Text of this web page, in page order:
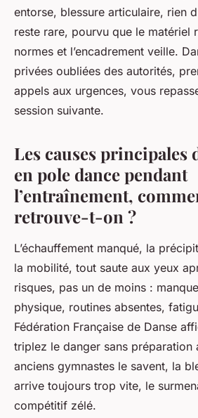
entorse, blessure articulaire, rien
reste rare, pourvu que le matériel
normes et l’encadrement veille.
privées oubliées des autorités,
appels aux urgences, vous
session suivante.
Les causes principales
en pole dance pendant
l’entraînement,
retrouve-t-on ?
L’échauffement manqué, la
la mobilité, tout saute aux yeux
risques, pas un de moins :
physique, routines absentes,
Fédération Française de Danse
triplez le danger sans préparation
anciens gymnastes le savent, la
arrive toujours trop vite, le
compétitif zélé.